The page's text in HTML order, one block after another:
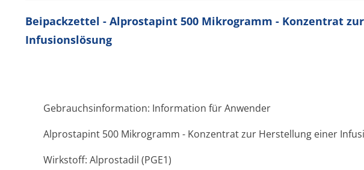
Beipackzettel - Alprostapint 500 Mikrogramm - Konzentrat
Infusionslösung
Gebrauchsinformation: Information für Anwender
Alprostapint 500 Mikrogramm - Konzentrat zur Herstellung einer
Wirkstoff: Alprostadil (PGE1)